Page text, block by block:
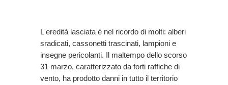
L'eredità lasciata è nel ricordo di molti: alberi
sradicati, cassonetti trascinati, lampioni e
insegne pericolanti. Il maltempo dello scorso
31 marzo, caratterizzato da forti raffiche di
vento, ha prodotto danni in tutto il territorio